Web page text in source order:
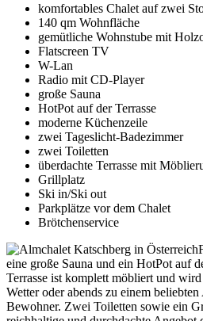
komfortables Chalet auf zwei
140 qm Wohnfläche
gemütliche Wohnstube mit
Flatscreen TV
W-Lan
Radio mit CD-Player
große Sauna
HotPot auf der Terrasse
moderne Küchenzeile
zwei Tageslicht-Badezimmer
zwei Toiletten
überdachte Terrasse mit
Grillplatz
Ski in/Ski out
Parkplätze vor dem Chalet
Brötchenservice
eine große Sauna und ein HotPot auf
Terrasse ist komplett möbliert und
Wetter oder abends zu einem
Bewohner. Zwei Toiletten sowie ein